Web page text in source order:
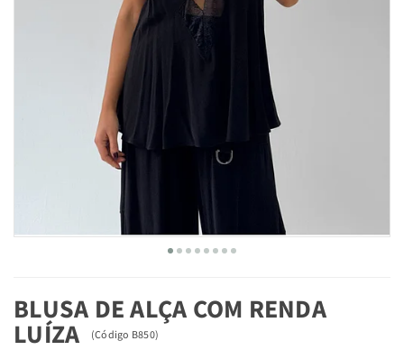
BLUSA DE ALÇA COM RENDA
LUÍZA (Código B850)